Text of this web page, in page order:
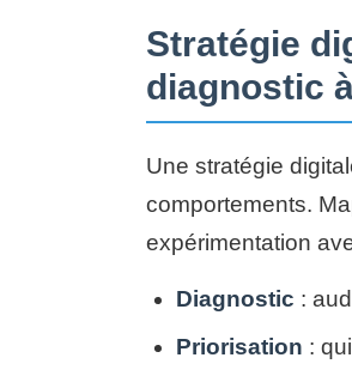
Stratégie
diagnostic
Une stratégie
comportements.
expérimentation
Diagnostic :
Priorisation :